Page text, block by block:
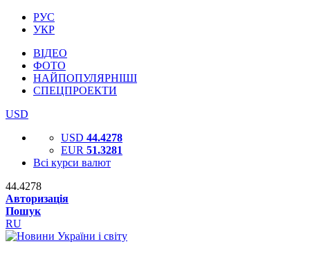
РУС
УКР
ВІДЕО
ФОТО
НАЙПОПУЛЯРНІШІ
СПЕЦПРОЕКТИ
USD
USD 44.4278
EUR 51.3281
Всі курси валют
44.4278
Авторизація
Пошук
RU